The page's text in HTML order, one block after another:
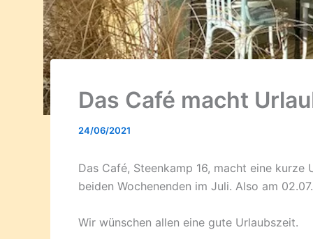
Das Café macht
24/06/2021
Das Café, Steenkamp 16, macht eine
beiden Wochenenden im Juli. Also am
Wir wünschen allen eine gute Urlaubszeit.